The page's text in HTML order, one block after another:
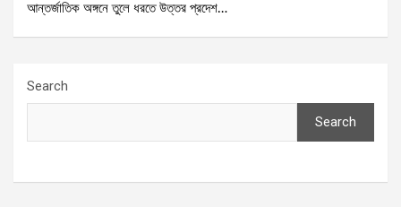
আন্তর্জাতিক অঙ্গনে তুলে ধরতে উত্তর প্রদেশ…
Search
Search